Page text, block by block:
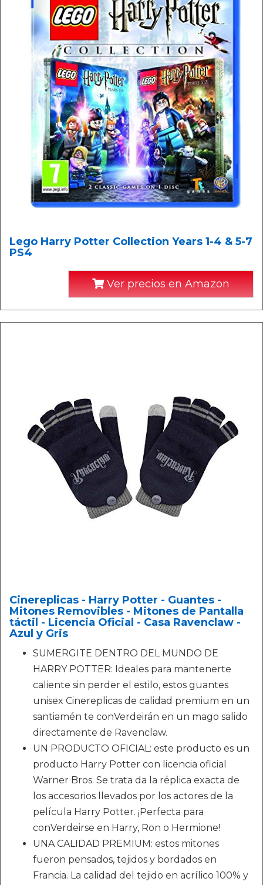
Lego Harry Potter Collection Years 1-4 & 5-7
PS4
Ver precios en Amazon
Cinereplicas - Harry Potter - Guantes -
Mitones Removibles - Mitones de Pantalla
táctil - Licencia Oficial - Casa Ravenclaw -
Azul y Gris
SUMERGITE DENTRO DEL MUNDO DE
HARRY POTTER: Ideales para mantenerte
caliente sin perder el estilo, estos guantes
unisex Cinereplicas de calidad premium en un
santiamén te conVerdeirán en un mago salido
directamente de Ravenclaw.
UN PRODUCTO OFICIAL: este producto es un
producto Harry Potter con licencia oficial
Warner Bros. Se trata da la réplica exacta de
los accesorios llevados por los actores de la
película Harry Potter. ¡Perfecta para
conVerdeirse en Harry, Ron o Hermione!
UNA CALIDAD PREMIUM: estos mitones
fueron pensados, tejidos y bordados en
Francia. La calidad del tejido en acrílico 100% y